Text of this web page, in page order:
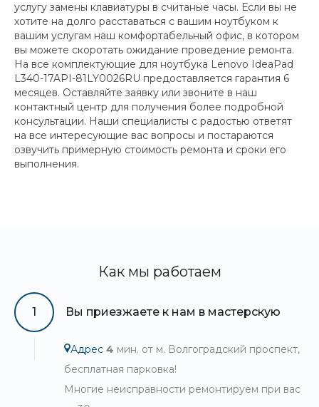
услугу замены клавиатуры в считаные часы. Если вы не
хотите на долго расставаться с вашим ноутбуком к
вашим услугам наш комфортабельный офис, в котором
вы можете скоротать ожидание проведение ремонта.
На все комплектующие для ноутбука Lenovo IdeaPad
L340-17API-81LY0026RU предоставляется гарантия 6
месяцев. Оставляйте заявку или звоните в наш
контактный центр для получения более подробной
консультации. Наши специалисты с радостью ответят
на все интересующие вас вопросы и постараются
озвучить примерную стоимость ремонта и сроки его
выполнения.
Как мы работаем
1 Вы приезжаете к нам в мастерскую
Адрес 4 мин. от м. Волгоградский проспект,
бесплатная парковка!
Многие неисправности ремонтируем при вас